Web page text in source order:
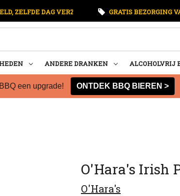
ZELFDE DAG VERZONDEN GRATIS BEZORGING
ANDERE DRANKEN ALCOHOLVRIJ
een upgrade! ONTDEK BBQ BIEREN >
O'Hara's Irish
O'Hara's